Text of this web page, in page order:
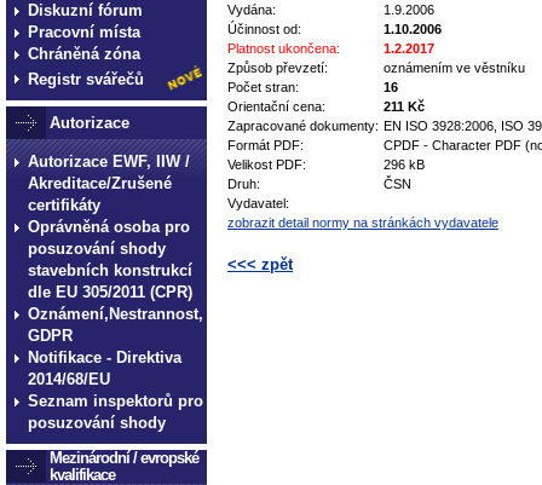
Diskuzní fórum
Pracovní místa
Chráněná zóna
Registr svářečů
Autorizace
Autorizace EWF, IIW /
Akreditace/Zrušené
certifikáty
Oprávněná osoba pro
posuzování shody
stavebních konstrukcí
dle EU 305/2011 (CPR)
Oznámení,Nestrannost,
GDPR
Notifikace - Direktiva
2014/68/EU
Seznam inspektorů pro
posuzování shody
Mezinárodní / evropské
kvalifikace
Vydána:
1.9.2006
Účinnost od:
1.10.2006
Platnost ukončena:
1.2.2017
Způsob převzetí:
oznámením ve věstníku
Počet stran:
16
Orientační cena:
211 Kč
Zapracované dokumenty: EN ISO 3928:2006, ISO
Formát PDF:
CPDF - Character PDF
Velikost PDF:
296 kB
Druh:
ČSN
Vydavatel:
zobrazit detail normy na stránkách vydavatele
<<< zpět